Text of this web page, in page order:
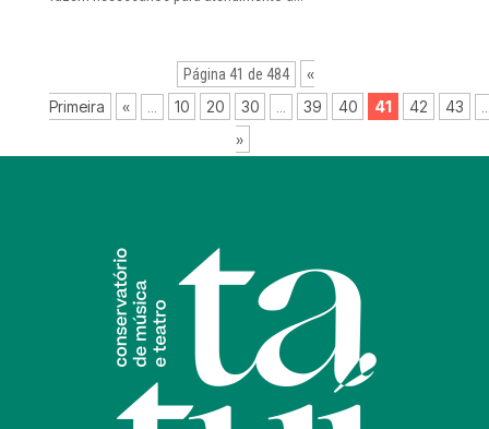
Página 41 de 484
«
Primeira
« 10 20 30 39 40 41 42 43
»